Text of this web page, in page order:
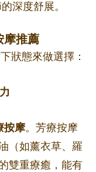
深度舒展。
摩推薦
狀態來做選擇：
按摩。芳療按摩
（如薰衣草、羅
雙重療癒，能有